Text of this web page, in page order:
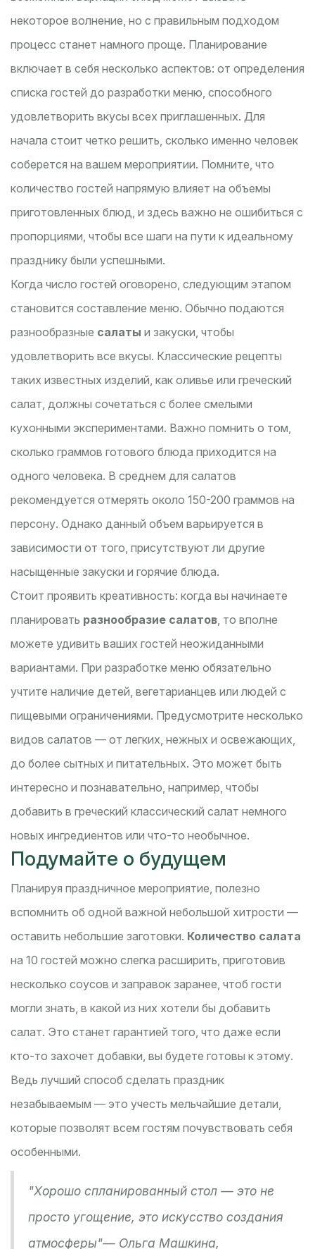
некоторое волнение, но с правильным подходом
процесс станет намного проще. Планирование
включает в себя несколько аспектов: от определения
списка гостей до разработки меню, способного
удовлетворить вкусы всех приглашенных. Для
начала стоит четко решить, сколько именно человек
соберется на вашем мероприятии. Помните, что
количество гостей напрямую влияет на объемы
приготовленных блюд, и здесь важно не ошибиться с
пропорциями, чтобы все шаги на пути к идеальному
празднику были успешными.
Когда число гостей оговорено, следующим этапом
становится составление меню. Обычно подаются
разнообразные салаты и закуски, чтобы
удовлетворить все вкусы. Классические рецепты
таких известных изделий, как оливье или греческий
салат, должны сочетаться с более смелыми
кухонными экспериментами. Важно помнить о том,
сколько граммов готового блюда приходится на
одного человека. В среднем для салатов
рекомендуется отмерять около 150-200 граммов на
персону. Однако данный объем варьируется в
зависимости от того, присутствуют ли другие
насыщенные закуски и горячие блюда.
Стоит проявить креативность: когда вы начинаете
планировать разнообразие салатов, то вполне
можете удивить ваших гостей неожиданными
вариантами. При разработке меню обязательно
учтите наличие детей, вегетарианцев или людей с
пищевыми ограничениями. Предусмотрите несколько
видов салатов — от легких, нежных и освежающих,
до более сытных и питательных. Это может быть
интересно и познавательно, например, чтобы
добавить в греческий классический салат немного
новых ингредиентов или что-то необычное.
Подумайте о будущем
Планируя праздничное мероприятие, полезно
вспомнить об одной важной небольшой хитрости —
оставить небольшие заготовки. Количество салата
на 10 гостей можно слегка расширить, приготовив
несколько соусов и заправок заранее, чтоб гости
могли знать, в какой из них хотели бы добавить
салат. Это станет гарантией того, что даже если
кто-то захочет добавки, вы будете готовы к этому.
Ведь лучший способ сделать праздник
незабываемым — это учесть мельчайшие детали,
которые позволят всем гостям почувствовать себя
особенными.
"Хорошо спланированный стол — это не
просто угощение, это искусство создания
атмосферы"— Ольга Машкина,